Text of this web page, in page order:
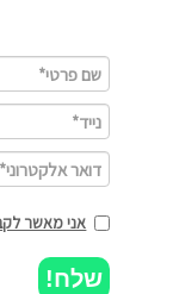
אני מאשר לקבל
שלח!